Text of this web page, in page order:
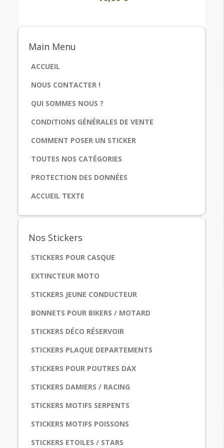
Main Menu
ACCUEIL
NOUS CONTACTER !
QUI SOMMES NOUS ?
CONDITIONS GÉNÉRALES DE VENTE
COMMENT POSER UN STICKER
TOUTES NOS CATÉGORIES
PROTECTION DES DONNÉES
ACCUEIL TEXTE
Nos Stickers
STICKERS POUR CASQUE
EXTINCTEUR MOTO
STICKERS JEUNE CONDUCTEUR
BONNETS POUR BIKERS / MOTARD
STICKERS DÉCO RÉSERVOIR
STICKERS PLAQUE DEPARTEMENTS
STICKERS POUR POUTRES DAX
STICKERS DAMIERS / RACING
STICKERS MOTIFS SERPENTS
STICKERS MOTIFS POISSONS
STICKERS ETOILES / STARS